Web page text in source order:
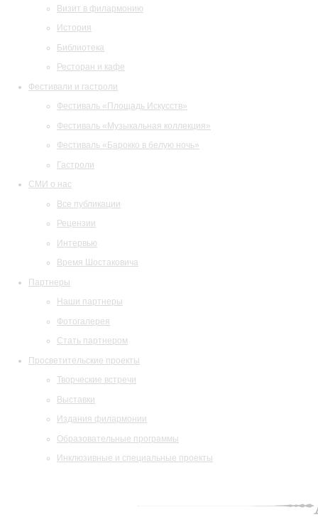
Визит в филармонию
История
Библиотека
Ресторан и кафе
Фестивали и гастроли
Фестиваль «Площадь Искусств»
Фестиваль «Музыкальная коллекция»
Фестиваль «Барокко в белую ночь»
Гастроли
СМИ о нас
Все публикации
Рецензии
Интервью
Время Шостаковича
Партнеры
Наши партнеры
Фотогалерея
Стать партнером
Просветительские проекты
Творческие встречи
Выставки
Издания филармонии
Образовательные программы
Инклюзивные и специальные проекты